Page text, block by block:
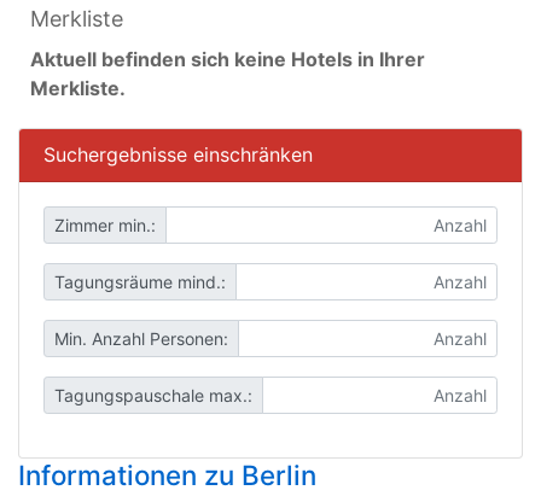
Merkliste
Aktuell befinden sich keine Hotels in Ihrer
Merkliste.
Suchergebnisse einschränken
Zimmer min.:
Tagungsräume mind.:
Min. Anzahl Personen:
Tagungspauschale max.:
Informationen zu Berlin